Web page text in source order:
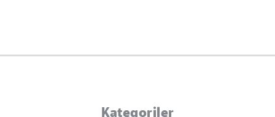
Kategoriler